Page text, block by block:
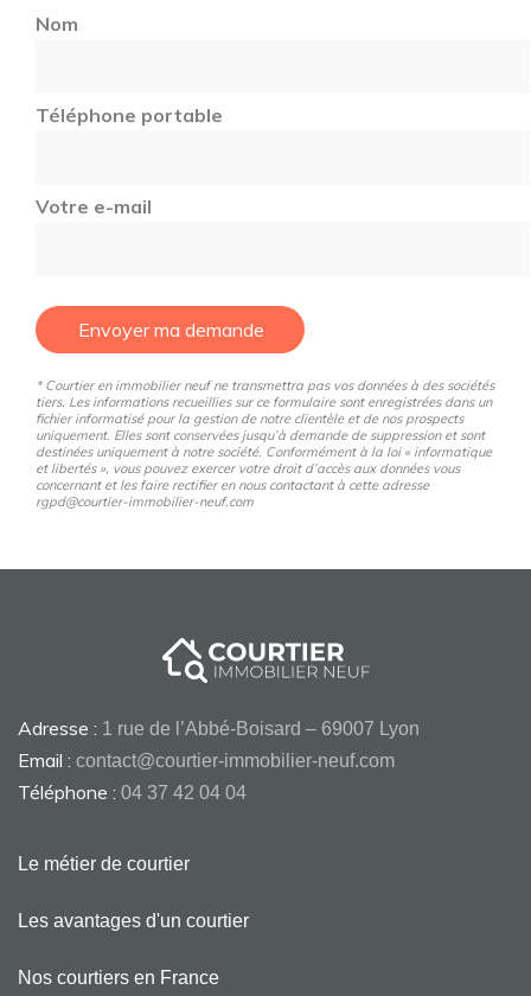
proposer des espaces de vie de qualité où se
Bienvenue chez Melty Home !
Nom
Téléphone portable
Votre e-mail
Envoyer ma demande
* Courtier en immobilier neuf ne transmettra pas vos données à des sociétés
tiers. Les informations recueillies sur ce formulaire sont enregistrées dans un
fichier informatisé pour la gestion de notre clientèle et de nos prospects
uniquement. Elles sont conservées jusqu’à demande de suppression et sont
destinées uniquement à notre société. Conformément à la loi « informatique
et libertés », vous pouvez exercer votre droit d’accès aux données vous
concernant et les faire rectifier en nous contactant à cette adresse
rgpd@courtier-immobilier-neuf.com
Adresse : 1 rue de l’Abbé-Boisard – 69007 Lyon
Email : contact@courtier-immobilier-neuf.com
Téléphone : 04 37 42 04 04
Le métier de courtier
Les avantages d'un courtier
Nos courtiers en France